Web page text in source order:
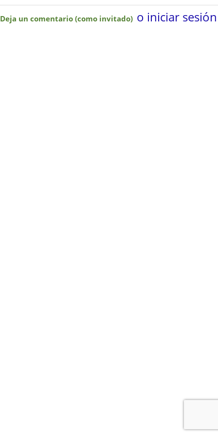
Deja un comentario (como invitado) o iniciar sesión